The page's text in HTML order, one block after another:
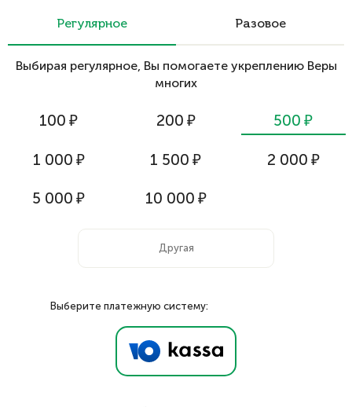
Регулярное Разовое
Выбирая регулярное, Вы помогаете укреплению Веры
многих
100 ₽ 200 ₽ 500 ₽
1 000 ₽ 1 500 ₽ 2 000 ₽
5 000 ₽ 10 000 ₽
Выберите платежную систему: